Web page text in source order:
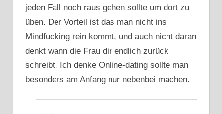
jeden Fall noch raus gehen sollte um dort zu
üben. Der Vorteil ist das man nicht ins
Mindfucking rein kommt, und auch nicht daran
denkt wann die Frau dir endlich zurück
schreibt. Ich denke Online-dating sollte man
besonders am Anfang nur nebenbei machen.